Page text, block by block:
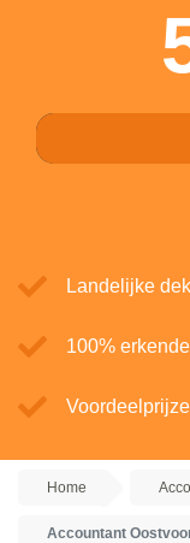
Landelijke
100%
Home
Accountant